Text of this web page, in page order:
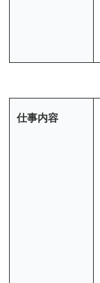
仕事内容